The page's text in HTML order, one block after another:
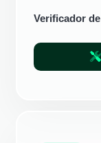
Verificador